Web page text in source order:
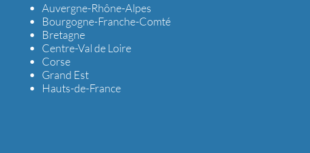
Auvergne-Rhône-Alpes
Bourgogne-Franche-Comté
Bretagne
Centre-Val de Loire
Corse
Grand Est
Hauts-de-France